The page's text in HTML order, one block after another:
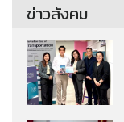
ข่าวสังคม